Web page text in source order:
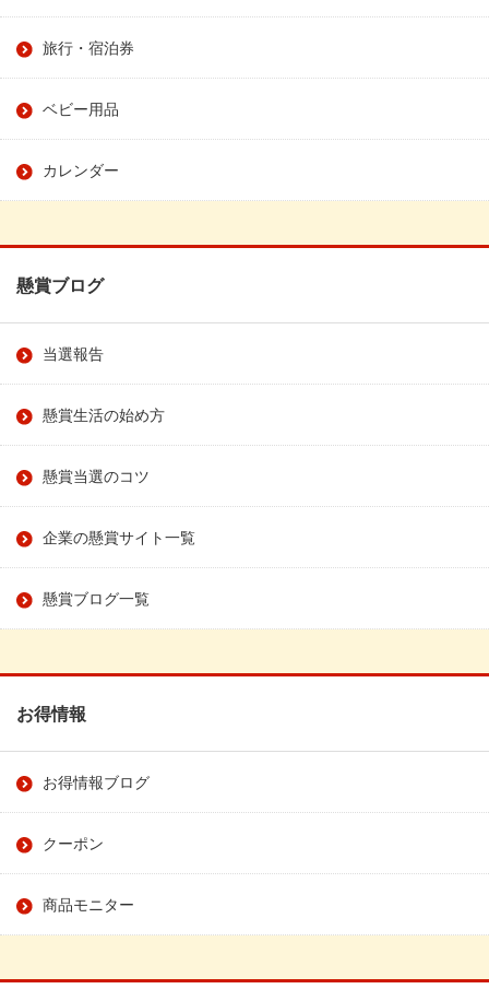
旅行・宿泊券
ベビー用品
カレンダー
懸賞ブログ
当選報告
懸賞生活の始め方
懸賞当選のコツ
企業の懸賞サイト一覧
懸賞ブログ一覧
お得情報
お得情報ブログ
クーポン
商品モニター